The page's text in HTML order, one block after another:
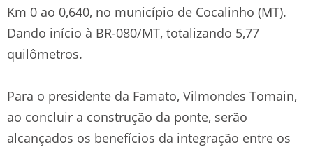
Km 0 ao 0,640, no município de Cocalinho (MT).
Dando início à BR-080/MT, totalizando 5,77
quilômetros.
Para o presidente da Famato, Vilmondes Tomain,
ao concluir a construção da ponte, serão
alcançados os benefícios da integração entre os